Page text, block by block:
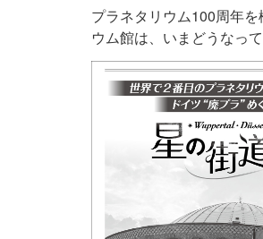
プラネタリウム100周年
ウム館は、いまどうなっ